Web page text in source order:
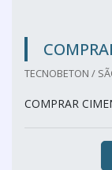
TECNOBETON /
COMPRAR